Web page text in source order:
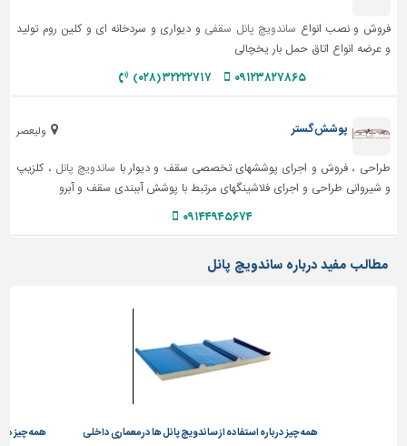
فروش و نصب انواع ساندویچ پانل سقفی و دیواری و سردخانه ای و کلین روم تولید
و عرضه انواع اتاق حمل بار یخچالی
۰۹۱۲۳۸۲۷۸۶۵ ۳۲۲۲۲۷۱۷ (۰۲۸)
ولیعصر پوشش گستر
طراحی ، فروش و اجرای پوششهای تخصصی سقف و دیوار با ساندویچ پانل ، کلزیپ
و شیروانی طراحی و اجرای فلاشینگهای مرتبط با پوشش آببندی سقف و آبرو
۰۹۱۴۴۹۴۵۶۷۴
مطالب مفید درباره ساندویچ پانل
چیز درباره استفاده از ساندویچ پانل ها در معماری داخلی
همه چیز درباره ساندویچ پانل و